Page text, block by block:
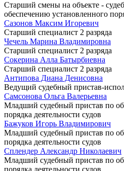
Старший смены на объекте -
обеспечению установленного
Сазонов Максим Игоревич
Старший специалист 2 разряда
Чечель Марина Владимировна
Старший специалист 2 разряда
Сокерина Алла Батырбиевна
Старший специалист 2 разряда
Антипова Диана Денисовна
Ведущий судебный пристав-
Самсонова Ольга Валерьевна
Младший судебный пристав по
порядка деятельности судов
Бажуков Игорь Владимирович
Младший судебный пристав по
порядка деятельности судов
Сплендер Александр Николаевич
Младший судебный пристав по